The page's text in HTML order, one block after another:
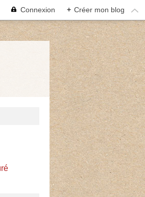
Connexion + Créer mon blog